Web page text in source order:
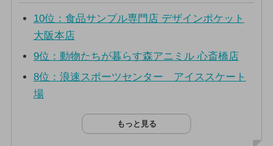
10位：食品サンプル専門店 デザインポケット
大阪本店
9位：動物たちが暮らす森アニミル 心斎橋店
8位：浪速スポーツセンター アイススケート
場
もっと見る